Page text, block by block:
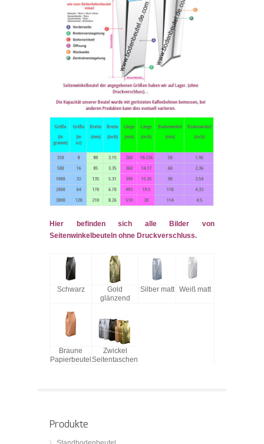
Hier befinden sich alle Bilder von
Seitenwinkelbeuteln ohne Druckverschluss.
Schwarz
Gold
glänzend
Silber matt Weiß matt
Braune
Papierbeutel
Zwickel
Seitentaschen
Produkte